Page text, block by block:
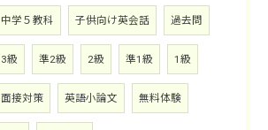
中学５教科 子供向け英会話 過去問
3級 準2級 2級 準1級 1級
面接対策 英語小論文 無料体験